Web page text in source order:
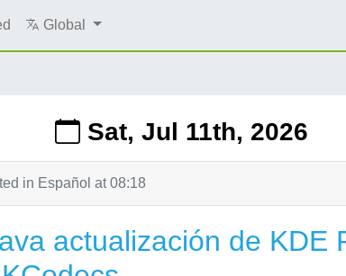
Global
Sat, Jul 11th, 2026
in Español at08:18
actualización de KDE